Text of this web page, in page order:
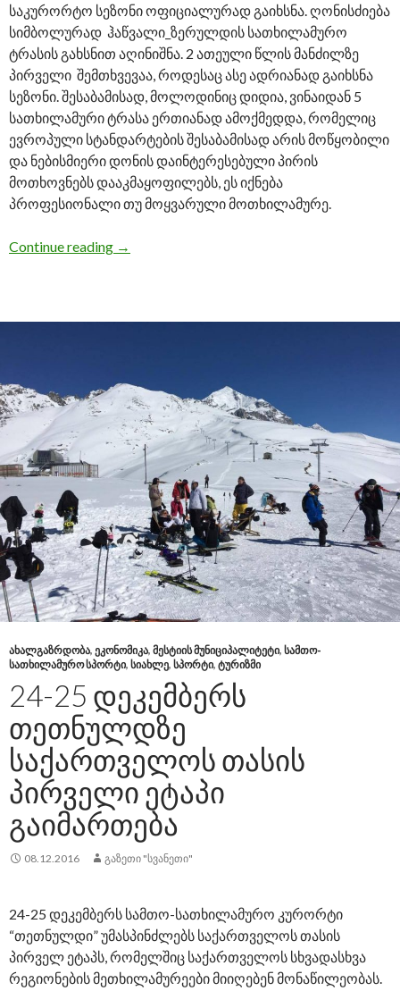
საკურორტო სეზონი ოფიციალურად გაიხსნა. ღონისძიება
სიმბოლურად ჰაწვალი_ზერულდის სათხილამურო
ტრასის გახსნით აღინიშნა. 2 ათეული წლის მანძილზე
პირველი შემთხვევაა, როდესაც ასე ადრიანად გაიხსნა
სეზონი. შესაბამისად, მოლოდინიც დიდია, ვინაიდან 5
სათხილამური ტრასა ერთიანად ამოქმედდა, რომელიც
ევროპული სტანდარტების შესაბამისად არის მოწყობილი
და ნებისმიერი დონის დაინტერესებული პირის
მოთხოვნებს დააკმაყოფილებს, ეს იქნება
პროფესიონალი თუ მოყვარული მოთხილამურე.
Continue reading სვანეთში სამთო-სათხილამურო სეზონი
→
ᲐᲮᲐᲚᲒᲐᲖᲠᲓᲝᲑᲐ, ᲔᲙᲝᲜᲝᲛᲘᲙᲐ, ᲛᲔᲡᲢᲘᲘᲡ ᲛᲣᲜᲘᲪᲘᲞᲐᲚᲘᲢᲔᲢᲘ, ᲡᲐᲛᲗᲝ-
ᲡᲐᲗᲮᲘᲚᲐᲛᲣᲠᲝ ᲡᲞᲝᲠᲢᲘ, ᲡᲘᲐᲮᲚᲔ, ᲡᲞᲝᲠᲢᲘ, ᲢᲣᲠᲘᲖᲛᲘ
24-25 ᲓᲔᲙᲔᲛᲑᲔᲠᲡ
ᲗᲔᲗᲜᲣᲚᲓᲖᲔ
ᲡᲐᲥᲐᲠᲗᲕᲔᲚᲝᲡ ᲗᲐᲡᲘᲡ
ᲞᲘᲠᲕᲔᲚᲘ ᲔᲢᲐᲞᲘ
ᲒᲐᲘᲛᲐᲠᲗᲔᲑᲐ
08.12.2016 ᲒᲐᲖᲔᲗᲘ "ᲡᲕᲐᲜᲔᲗᲘ"
24-25 დეკემბერს სამთო-სათხილამურო კურორტი
“თეთნულდი” უმასპინძლებს საქართველოს თასის
პირველ ეტაპს, რომელშიც საქართველოს სხვადასხვა
რეგიონების მეთხილამურეები მიიღებენ მონაწილეობას.